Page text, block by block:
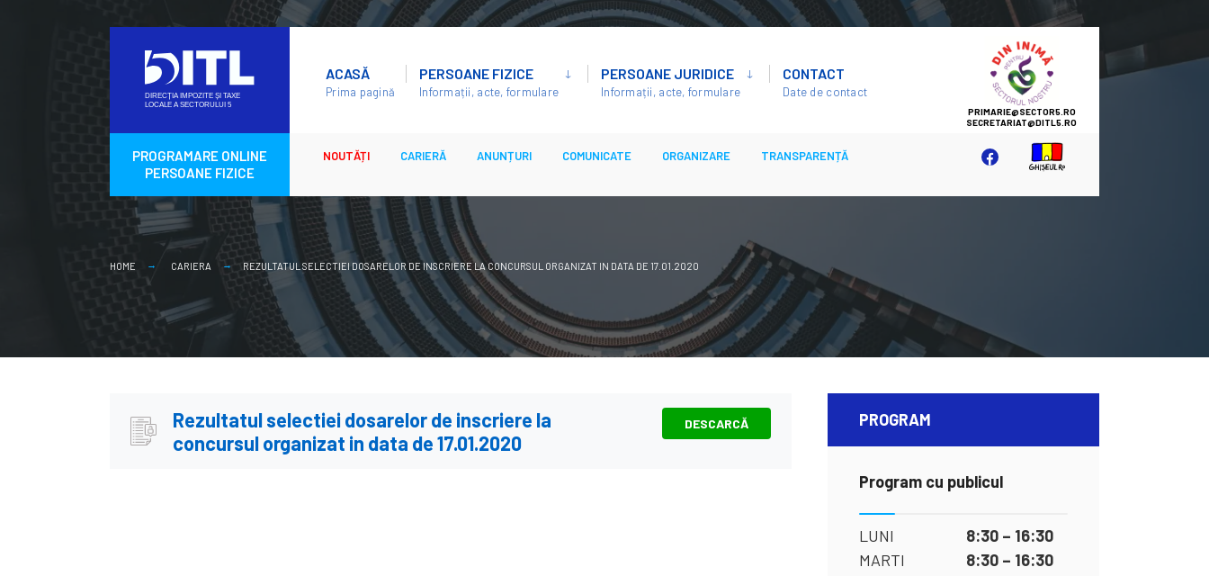
content
ACASĂ
Prima pagină
PERSOANE FIZICE
Informații, acte, formulare
PERSOANE JURIDICE
Informații, acte, formulare
CONTACT
Date de contact
SECTOR
5
PROGRAMARE ONLINE
PERSOANE FIZICE
NOUTĂȚI CARIERĂ ANUNȚURI COMUNICATE ORGANIZARE TRANSPARENȚĂ
HOME CARIERA REZULTATUL SELECTIEI DOSARELOR DE INSCRIERE LA CONCURSUL ORGANIZAT IN DATA DE 17.01.2020
Rezultatul selectiei dosarelor de inscriere la
concursul organizat in data de 17.01.2020
DESCARCĂ PROGRAM
Program cu publicul
LUNI 8:30 – 16:30
MARTI 8:30 – 16:30